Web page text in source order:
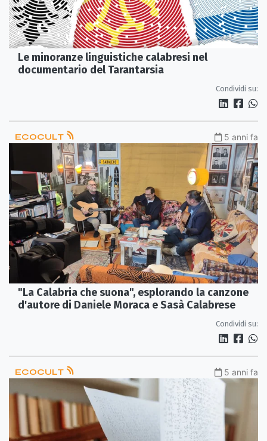
Le minoranze linguistiche calabresi nel
documentario del Tarantarsia
Condividi su:
ECOCULT 5 anni fa
"La Calabria che suona", esplorando la canzone
d'autore di Daniele Moraca e Sasà Calabrese
Condividi su:
ECOCULT 5 anni fa